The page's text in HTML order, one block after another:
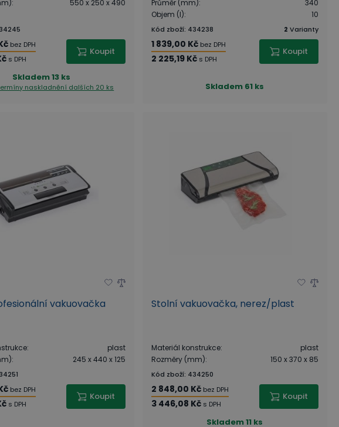
: 550 x 250 x 490
bez DPH
s DPH
Koupit
Skladem13 ks
naskladnění dalších 20 ks
Průměr (mm):
340
Objem (l): 10
Kód zboží: 434238 2 Varianty
1 839,00 Kč bez DPH
2 225,19 Kč s DPH
Koupit
Skladem 61 ks
vakuovačka
:
plast
: 245 x 440 x 125
bez DPH
s DPH
Koupit
Stolní vakuovačka, nerez/plast
Materiál konstrukce:
plast
Rozměry (mm): 150 x 370 x 85
Kód zboží: 434250
2 848,00 Kč bez DPH
3 446,08 Kč s DPH
Koupit
Skladem11 ks